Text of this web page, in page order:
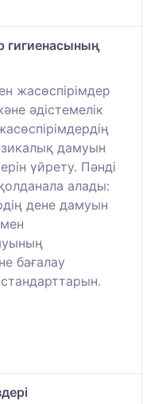
гигиенасының
жасөспірімдер
әдістемелік
дамуын
үйрету. Пәнді
алады:
дене дамуын
бағалау